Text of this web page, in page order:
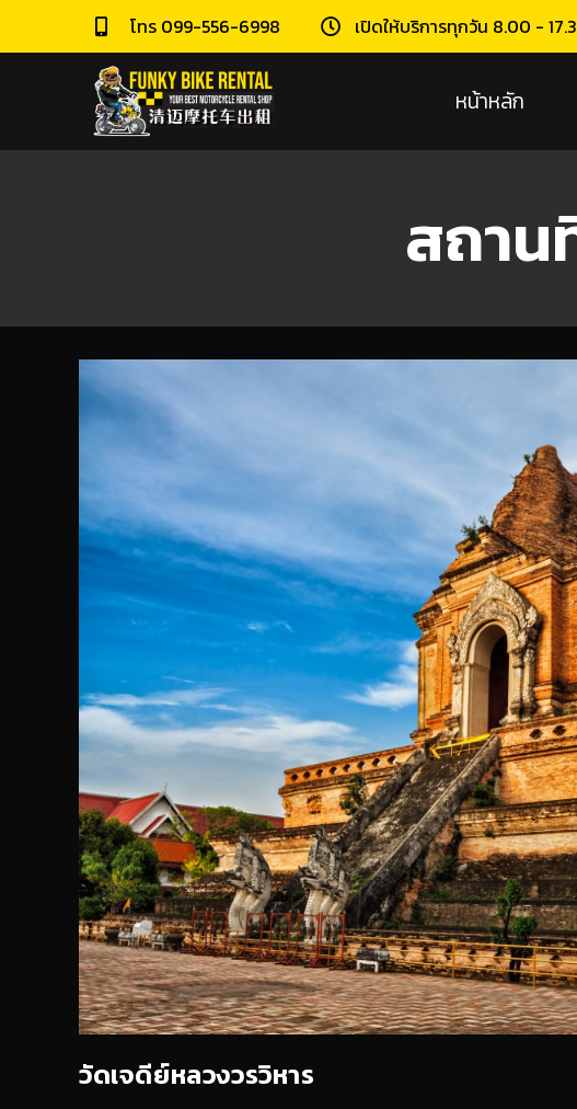
โทร 099-556-6998 เปิดให้บริการทุกวัน 8.00 -
หน้าหลัก
สถาน
วัดเจดีย์หลวงวรวิหาร